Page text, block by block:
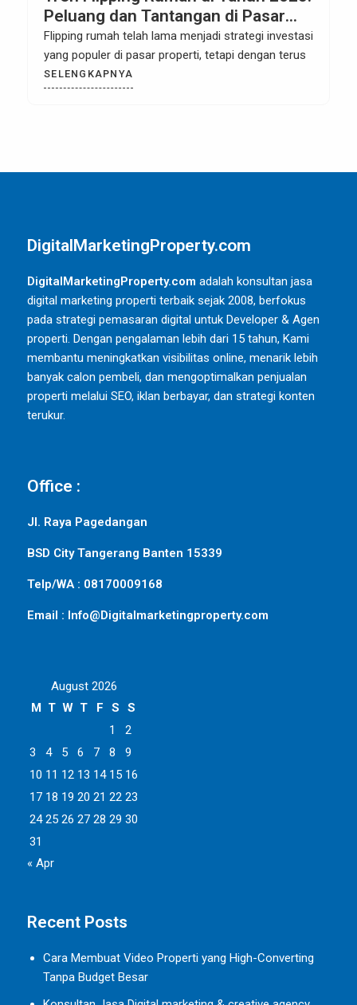
di Pasar
strategi investasi
tetapi dengan terus
untuk Meningkatkan
Awareness Properti
Meningkatkan brand awareness
komersial atau residensial di
DigitalMarketingProperty.com
DigitalMarketingProperty.com adalah konsultan jasa
digital marketing properti terbaik sejak 2008, berfokus
pada strategi pemasaran digital untuk Developer & Agen
properti. Dengan pengalaman lebih dari 15 tahun, Kami
membantu meningkatkan visibilitas online, menarik lebih
banyak calon pembeli, dan mengoptimalkan penjualan
properti melalui SEO, iklan berbayar, dan strategi konten
terukur.
Office :
Jl. Raya Pagedangan
BSD City Tangerang Banten 15339
Telp/WA : 08170009168
Email : Info@Digitalmarketingproperty.com
August 2026
M T W T F S
S
1
2
3
4 5 6 7 8
9
10 11 12 13 14 15 16
17 18 19 20 21 22 23
24 25 26 27 28 29 30
31
« Apr
Recent Posts
Cara Membuat Video Properti yang High-Converting
Tanpa Budget Besar